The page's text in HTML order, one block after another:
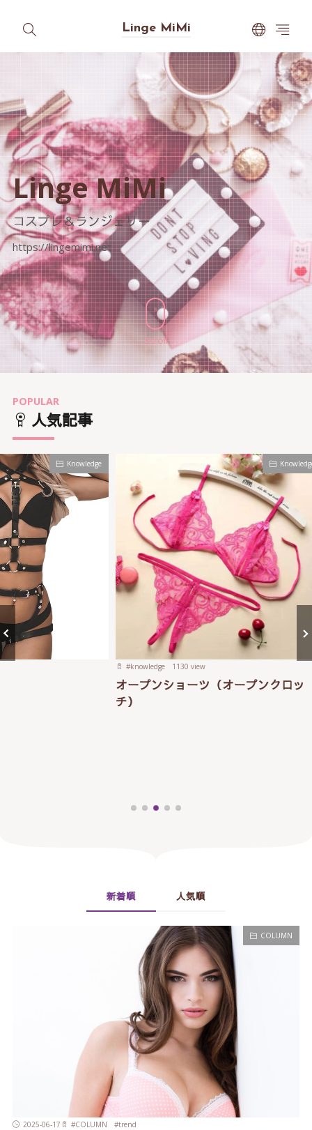
Linge MiMi
Linge MiMi
コスプレ＆ランジェリー
https://lingemimi.net
Scroll
人気記事
POPULAR
Knowledge Knowledge
1130 view
オープンショーツ（オープンクロッ
#COLUMN
新トレ
底ガイ
新着順 人気順
COLUMN
2025-06-17 #COLUMN #trend